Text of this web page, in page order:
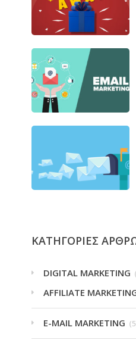
ΚΑΤΗΓΟΡΙΕΣ
DIGITAL MARKETING
AFFILIATE
E-MAIL MARKETING